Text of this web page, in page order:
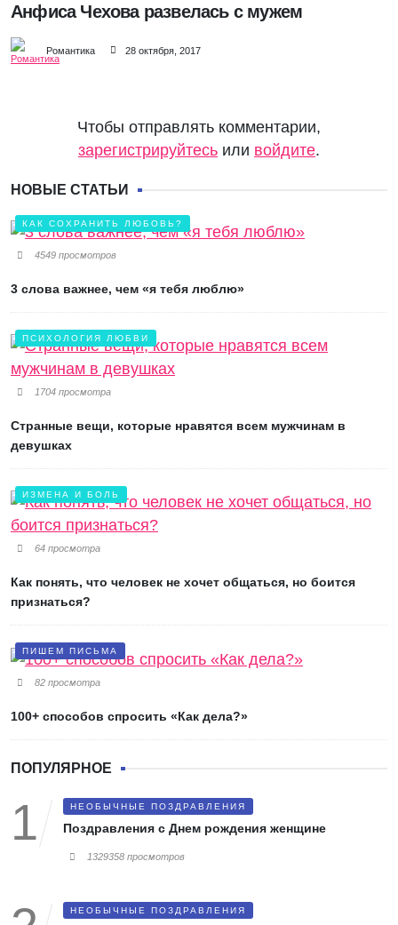
Анфиса Чехова развелась с мужем
Романтика 28 октября, 2017
Чтобы отправлять комментарии,
зарегистрируйтесь или войдите.
НОВЫЕ СТАТЬИ
КАК СОХРАНИТЬ ЛЮБОВЬ?
4549 просмотров
3 слова важнее, чем «я тебя люблю»
ПСИХОЛОГИЯ ЛЮБВИ
1704 просмотра
Странные вещи, которые нравятся всем мужчинам в
девушках
ИЗМЕНА И БОЛЬ
64 просмотра
Как понять, что человек не хочет общаться, но боится
признаться?
ПИШЕМ ПИСЬМА
82 просмотра
100+ способов спросить «Как дела?»
ПОПУЛЯРНОЕ
НЕОБЫЧНЫЕ ПОЗДРАВЛЕНИЯ
Поздравления с Днем рождения женщине
1329358 просмотров
НЕОБЫЧНЫЕ ПОЗДРАВЛЕНИЯ